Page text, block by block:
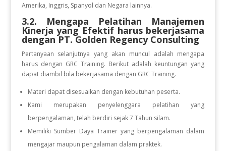
Amerika, Inggris, Spanyol dan Negara lainnya.
3.2. Mengapa Pelatihan Manajemen
Kinerja yang Efektif harus bekerjasama
dengan PT. Golden Regency Consulting
Pertanyaan selanjutnya yang akan muncul adalah mengapa
harus dengan GRC Training. Berikut adalah keuntungan yang
dapat diambil bila bekerjasama dengan GRC Training.
Materi dapat disesuaikan dengan kebutuhan peserta.
Kami merupakan penyelenggara pelatihan yang
berpengalaman, telah berdiri sejak 7 Tahun silam.
Memiliki Sumber Daya Trainer yang berpengalaman dalam
mengajar maupun pengalaman dalam praktek.